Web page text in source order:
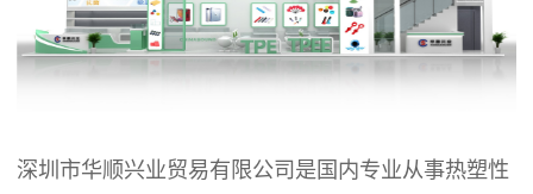
深圳市华顺兴业贸易有限公司是国内专业从事热塑性